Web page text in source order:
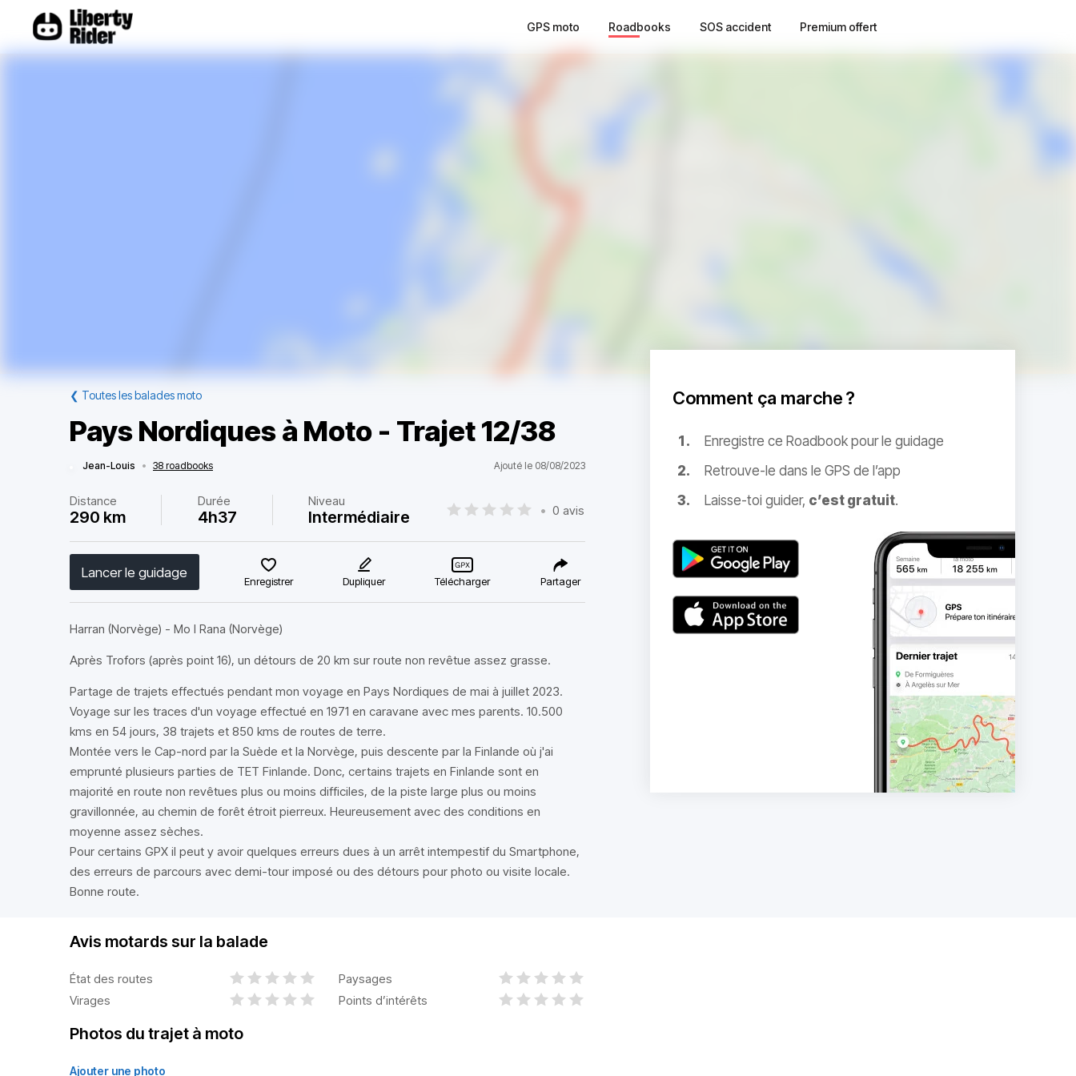
GPS moto Roadbooks SOS accident Premium offert
❮ Toutes les balades moto
Pays Nordiques à Moto - Trajet 12/38
Jean-Louis • 38 roadbooks Ajouté le 08/08/2023
Distance
290 km
Durée
4h37
Niveau
Intermédiaire • 0 avis
Lancer le guidage
Enregistrer Dupliquer Télécharger Partager
Harran (Norvège) - Mo I Rana (Norvège)
Après Trofors (après point 16), un détours de 20 km sur route non revêtue assez grasse.
Partage de trajets effectués pendant mon voyage en Pays Nordiques de mai à juillet 2023.
Voyage sur les traces d'un voyage effectué en 1971 en caravane avec mes parents. 10.500
kms en 54 jours, 38 trajets et 850 kms de routes de terre.
Montée vers le Cap-nord par la Suède et la Norvège, puis descente par la Finlande où j'ai
emprunté plusieurs parties de TET Finlande. Donc, certains trajets en Finlande sont en
majorité en route non revêtues plus ou moins difficiles, de la piste large plus ou moins
gravillonnée, au chemin de forêt étroit pierreux. Heureusement avec des conditions en
moyenne assez sèches.
Pour certains GPX il peut y avoir quelques erreurs dues à un arrêt intempestif du Smartphone,
des erreurs de parcours avec demi-tour imposé ou des détours pour photo ou visite locale.
Bonne route.
Comment ça marche ?
Enregistre ce Roadbook pour le guidage
Retrouve-le dans le GPS de l’app
Laisse-toi guider, c’est gratuit.
Avis motards sur la balade
État des routes
Paysages
Virages
Points d’intérêts
Photos du trajet à moto
Ajouter une photo